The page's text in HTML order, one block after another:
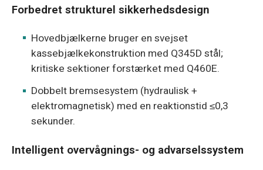
Forbedret strukturel sikkerhedsdesign
Hovedbjælkerne bruger en svejset
kassebjælkekonstruktion med Q345D stål;
kritiske sektioner forstærket med Q460E.
Dobbelt bremsesystem (hydraulisk +
elektromagnetisk) med en reaktionstid ≤0,3
sekunder.
Intelligent overvågnings- og advarselssystem